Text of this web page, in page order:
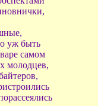
уж быть
самом
молодцев,